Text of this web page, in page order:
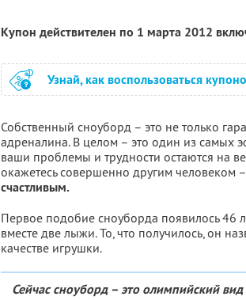
Купон действителен по 1 марта 2012
Узнай, как воспользоваться
Собственный сноуборд – это не только
адреналина. В целом – это один из самых
ваши проблемы и трудности остаются на
окажетесь совершенно другим человеком –
счастливым.
Первое подобие сноуборда появилось 46
вместе две лыжи. То, что получилось, он
качестве игрушки.
Сейчас сноуборд – это олимпийский